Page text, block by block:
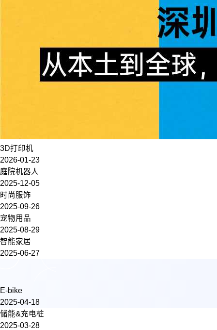
3D打印机
2026-01-23
庭院机器人
2025-12-05
时尚服饰
2025-09-26
宠物用品
2025-08-29
智能家居
2025-06-27
E-bike
2025-04-18
储能&充电桩
2025-03-28